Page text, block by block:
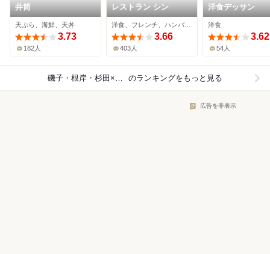
井筒
天ぷら、海鮮、天丼
3.73
182人
レストラン シン
3.66
403人
洋食デッサン
洋食
3.62
54人
磯子・根岸・杉田×レストラン のランキングをもっと見る
広告を非表示